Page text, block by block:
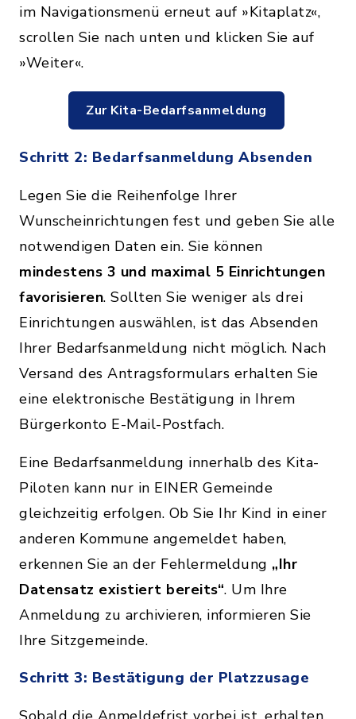
im Navigationsmenü erneut auf »Kitaplatz«,
scrollen Sie nach unten und klicken Sie auf
»Weiter«.
Zur Kita-Bedarfsanmeldung
Schritt 2: Bedarfsanmeldung Absenden
Legen Sie die Reihenfolge Ihrer
Wunscheinrichtungen fest und geben Sie alle
notwendigen Daten ein. Sie können
mindestens 3 und maximal 5 Einrichtungen
favorisieren. Sollten Sie weniger als drei
Einrichtungen auswählen, ist das Absenden
Ihrer Bedarfsanmeldung nicht möglich. Nach
Versand des Antragsformulars erhalten Sie
eine elektronische Bestätigung in Ihrem
Bürgerkonto E-Mail-Postfach.
Eine Bedarfsanmeldung innerhalb des Kita-
Piloten kann nur in EINER Gemeinde
gleichzeitig erfolgen. Ob Sie Ihr Kind in einer
anderen Kommune angemeldet haben,
erkennen Sie an der Fehlermeldung „Ihr
Datensatz existiert bereits“. Um Ihre
Anmeldung zu archivieren, informieren Sie
Ihre Sitzgemeinde.
Schritt 3: Bestätigung der Platzzusage